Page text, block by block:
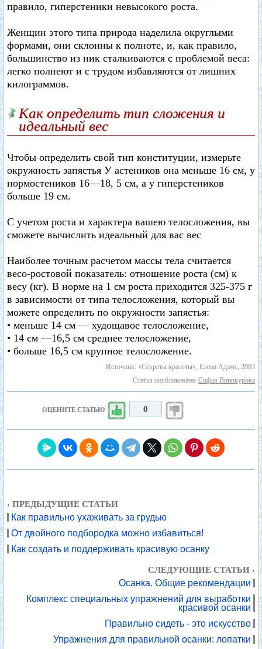
правило, гиперстеники невысокого роста.
Женщин этого типа природа наделила округлыми
формами, они склонны к полноте, и, как правило,
большинство из ник сталкиваются с проблемой веса:
легко полнеют и с трудом избавляются от лишних
килограммов.
Как определить тип сложения и
идеальный вес
Чтобы определить свой тип конституции, измерьте
окружность запястья У астеников она меньше 16 см, у
нормостеников 16—18, 5 см, а у гиперстеников
больше 19 см.
С учетом роста и характера вашею телосложения, вы
сможете вычислить идеальный для вас вес
Наиболее точным расчетом массы тела считается
весо-ростовой показатель: отношение роста (см) к
весу (кг). В норме на 1 см роста приходится 325-375 г
в зависимости от типа телосложения, который вы
можете определить по окружности запястья:
• меньше 14 см — худощавое телосложение,
• 14 см —16,5 см среднее телосложение,
• больше 16,5 см крупное телосложение.
Источник: «Секреты красоты», Елена Адамс, 2003
Статья опубликована: Софья Винокурова
ОЦЕНИТЕ СТАТЬЮ 0
‹ ПРЕДЫДУЩИЕ СТАТЬИ
Как правильно ухаживать за грудью
От двойного подбородка можно избавиться!
Как создать и поддерживать красивую осанку
СЛЕДУЮЩИЕ СТАТЬИ ›
Осанка. Общие рекомендации
Комплекс специальных упражнений для выработки
красивой осанки
Правильно сидеть - это искусство
Упражнения для правильной осанки: лопатки